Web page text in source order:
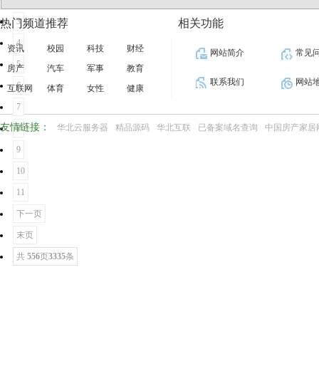
3
4
5
6
7
8
9
10
11
下一页
末页
共 556页3335条
热门频道推荐
资讯 校园 科技
财经
房产
汽车 军事
教育
互联网
体育 女性 健康
相关功能
网站简介 常见
联系我们 网站
友情链接： 华北云服务器 精品源码 华北互联 已备案域名查询 中国房产家居